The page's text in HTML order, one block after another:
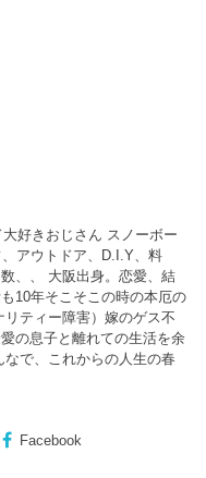
好きおじさん スノーボー
アウトドア、D.I.Y、料
、、 大阪出身。恋愛、結
10年そこそこの時の本厄の
ティー障害）嫁のゲス不
の息子と離れての生活を余
で、これからの人生の春
Facebook